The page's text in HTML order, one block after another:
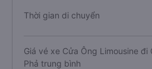
Thời gian di chuyển
Giá vé xe Cửa Ông Limousine đi
Phả trung bình